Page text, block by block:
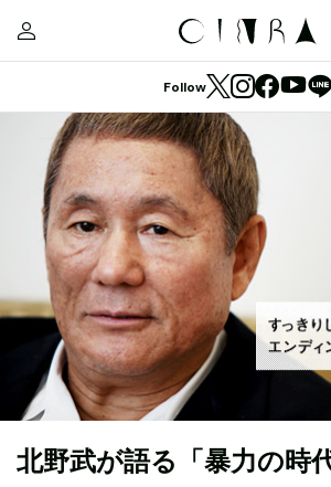
Follow
北野武が語る「暴力の時代